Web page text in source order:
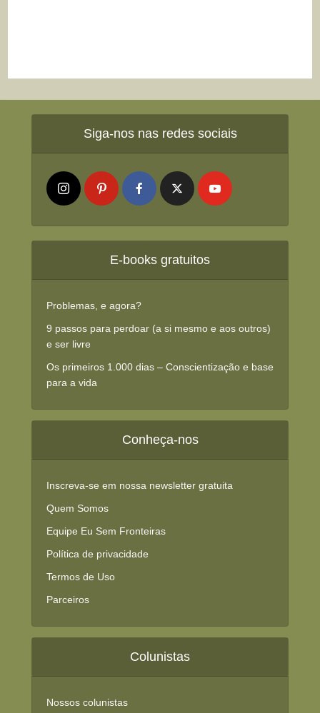
Siga-nos nas redes sociais
E-books gratuitos
Problemas, e agora?
9 passos para perdoar (a si mesmo e aos outros)
e ser livre
Os primeiros 1.000 dias – Conscientização e base
para a vida
Conheça-nos
Inscreva-se em nossa newsletter gratuita
Quem Somos
Equipe Eu Sem Fronteiras
Política de privacidade
Termos de Uso
Parceiros
Colunistas
Nossos colunistas